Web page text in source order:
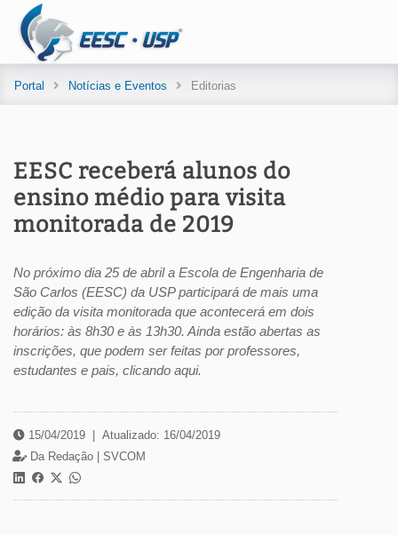
Portal Notícias e Eventos Editorias
EESC receberá alunos do
ensino médio para visita
monitorada de 2019
No próximo dia 25 de abril a Escola de Engenharia de
São Carlos (EESC) da USP participará de mais uma
edição da visita monitorada que acontecerá em dois
horários: às 8h30 e às 13h30. Ainda estão abertas as
inscrições, que podem ser feitas por professores,
estudantes e pais, clicando aqui.
15/04/2019
Atualizado: 16/04/2019
Da Redação | SVCOM